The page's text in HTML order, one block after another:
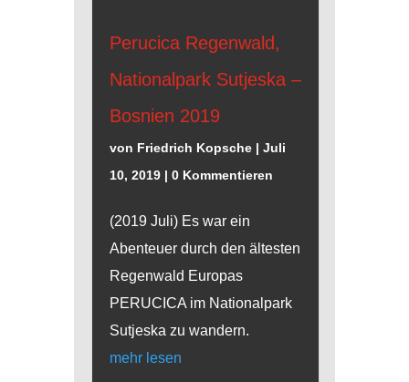
Perucica Regenwald,
Nationalpark Sutjeska –
Bosnien 2019
von Friedrich Kopsche| Juli
10, 2019| 0 Kommentieren
(2019 Juli) Es war ein
Abenteuer durch den ältesten
Regenwald Europas
PERUCICA im Nationalpark
Sutjeska zu wandern.
mehr lesen